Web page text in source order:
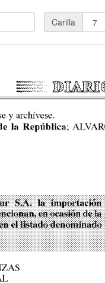
Carilla